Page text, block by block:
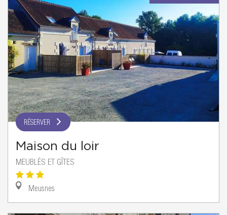
RÉSERVER
Maison du loir
MEUBLÉS ET GÎTES
Meusnes